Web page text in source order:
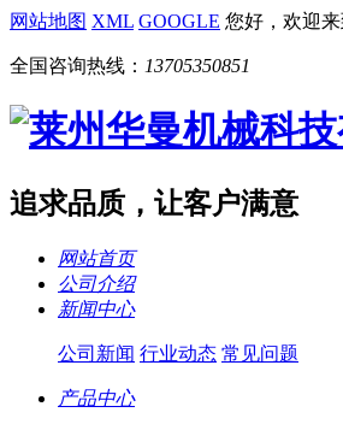
网站地图 XML GOOGLE 您好，欢迎
全国咨询热线： 13705350851
追求品质，让客户满意
网站首页
公司介绍
新闻中心
公司新闻 行业动态 常见问题
产品中心